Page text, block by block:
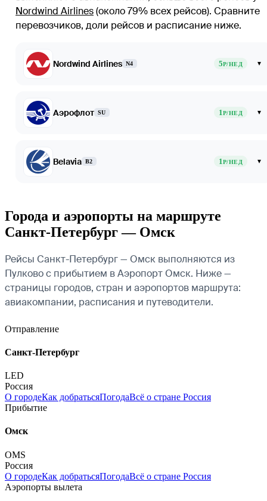
Nordwind Airlines(около 79% всех рейсов). Сравните
перевозчиков, доли рейсов и расписание ниже.
Nordwind Airlines N4 5Р/НЕД ▾
Аэрофлот SU 1Р/НЕД ▾
Belavia B2 1Р/НЕД ▾
Города и аэропорты на маршруте
Санкт-Петербург — Омск
Рейсы Санкт-Петербург — Омск выполняются из
Пулково с прибытием в Аэропорт Омск. Ниже —
страницы городов, стран и аэропортов маршрута:
авиакомпании, расписания и путеводители.
Отправление
Санкт-Петербург
LED
Россия
О городеКак добратьсяПогодаВсё о стране Россия
Прибытие
Омск
OMS
Россия
О городеКак добратьсяПогодаВсё о стране Россия
Аэропорты вылета